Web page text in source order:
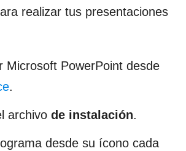
realizar tus presentaciones
Microsoft PowerPoint desde
.
archivo de instalación.
desde su ícono cada